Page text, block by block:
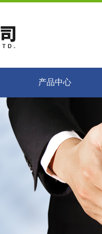
产品中心